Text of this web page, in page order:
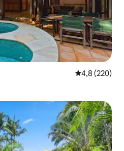
Classificação
4,8 (220)